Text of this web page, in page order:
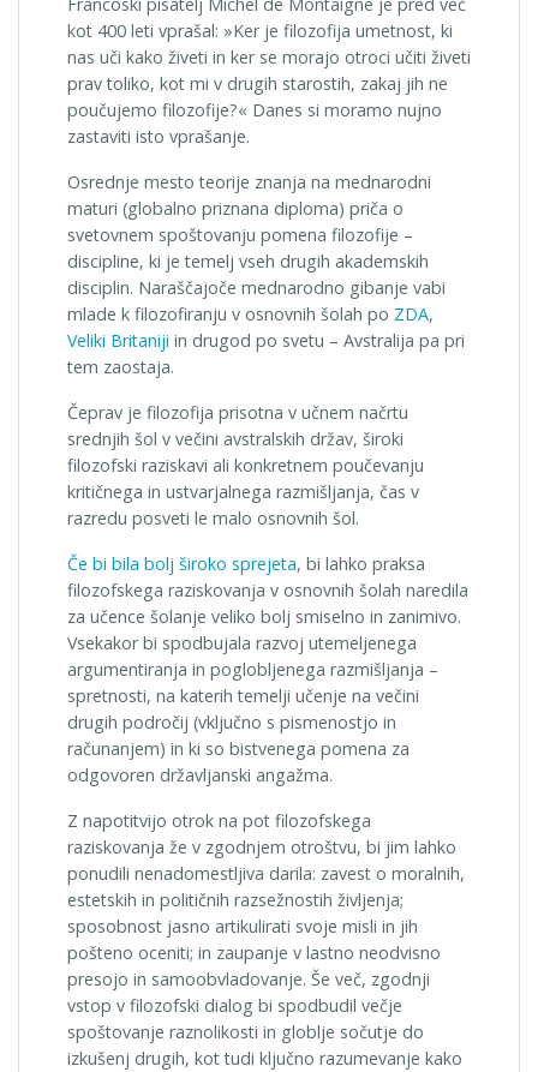
kot 400 leti vprašal: »Ker je filozofija umetnost, ki
nas uči kako živeti in ker se morajo otroci učiti živeti
prav toliko, kot mi v drugih starostih, zakaj jih ne
poučujemo filozofije?« Danes si moramo nujno
zastaviti isto vprašanje.
Osrednje mesto teorije znanja na mednarodni
maturi (globalno priznana diploma) priča o
svetovnem spoštovanju pomena filozofije –
discipline, ki je temelj vseh drugih akademskih
disciplin. Naraščajoče mednarodno gibanje vabi
mlade k filozofiranju v osnovnih šolah po ZDA,
Veliki Britaniji in drugod po svetu – Avstralija pa pri
tem zaostaja.
Čeprav je filozofija prisotna v učnem načrtu
srednjih šol v večini avstralskih držav, široki
filozofski raziskavi ali konkretnem poučevanju
kritičnega in ustvarjalnega razmišljanja, čas v
razredu posveti le malo osnovnih šol.
Če bi bila bolj široko sprejeta, bi lahko praksa
filozofskega raziskovanja v osnovnih šolah naredila
za učence šolanje veliko bolj smiselno in zanimivo.
Vsekakor bi spodbujala razvoj utemeljenega
argumentiranja in poglobljenega razmišljanja –
spretnosti, na katerih temelji učenje na večini
drugih področij (vključno s pismenostjo in
računanjem) in ki so bistvenega pomena za
odgovoren državljanski angažma.
Z napotitvijo otrok na pot filozofskega
raziskovanja že v zgodnjem otroštvu, bi jim lahko
ponudili nenadomestljiva darila: zavest o moralnih,
estetskih in političnih razsežnostih življenja;
sposobnost jasno artikulirati svoje misli in jih
pošteno oceniti; in zaupanje v lastno neodvisno
presojo in samoobvladovanje. Še več, zgodnji
vstop v filozofski dialog bi spodbudil večje
spoštovanje raznolikosti in globlje sočutje do
izkušenj drugih, kot tudi ključno razumevanje kako